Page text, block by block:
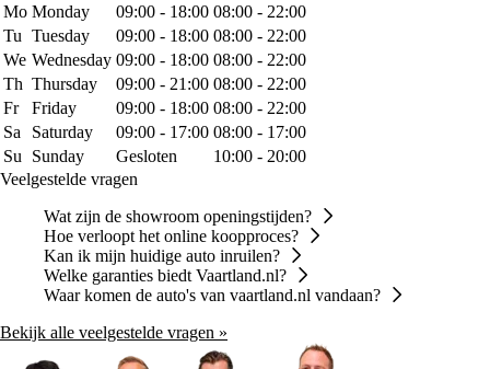
Mo Monday 09:00 - 18:00 08:00 - 22:00
Tu Tuesday 09:00 - 18:00 08:00 - 22:00
We Wednesday 09:00 - 18:00 08:00 - 22:00
Th Thursday 09:00 - 21:00 08:00 - 22:00
Fr
Friday 09:00 - 18:00 08:00 - 22:00
Sa
Saturday 09:00 - 17:00 08:00 - 17:00
Su
Sunday Gesloten
10:00 - 20:00
Veelgestelde vragen
Wat zijn de showroom openingstijden?
Hoe verloopt het online koopproces?
Kan ik mijn huidige auto inruilen?
Welke garanties biedt Vaartland.nl?
Waar komen de auto's van vaartland.nl vandaan?
Bekijk alle veelgestelde vragen »